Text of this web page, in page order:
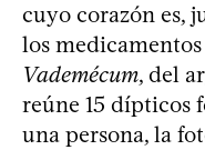
cuyo corazón es,
los
Vademécum, del
reúne 15 dípticos
una persona, la